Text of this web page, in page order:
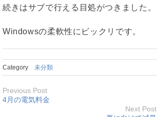
続きはサブで行える目処がつきました。
Windowsの柔軟性にビックリです。
Category 未分類
Previous Post
4月の電気料金
Next Post